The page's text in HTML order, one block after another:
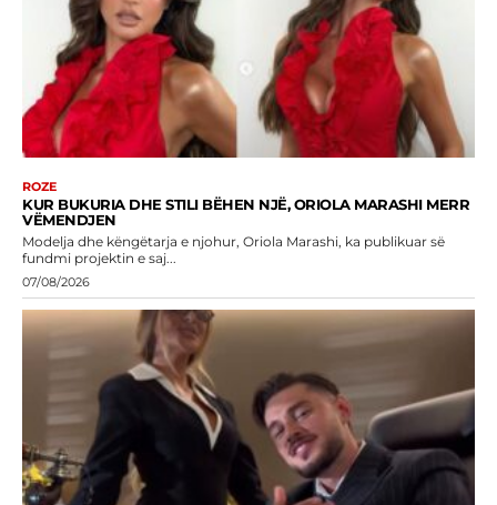
ROZE
KUR BUKURIA DHE STILI BËHEN NJË, ORIOLA MARASHI MERR
VËMENDJEN
Modelja dhe këngëtarja e njohur, Oriola Marashi, ka publikuar së
fundmi projektin e saj...
07/08/2026